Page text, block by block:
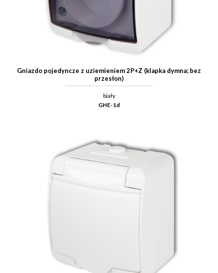
Gniazdo pojedyncze z uziemieniem 2P+Z (klapka dymna; bez
przesłon)
biały
GHE-1d